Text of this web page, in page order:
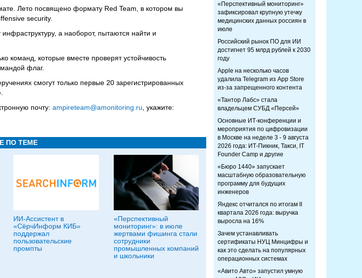
Лето посвящено формату Red Team, в котором вы
security.
а наоборот, пытаются найти и
команд, которые вместе проверят устойчивость
флаг.
смогут только первые 20 зарегистрированных
почту: ampireteam@amonitoring.ru , укажите:
ПО ТЕМЕ
ИИ-Ассистент в
«СёрчИнформ КИБ»
поддержал
пользовательские
промпты
«Перспективный
мониторинг»: в июле
жертвами фишинга стали
сотрудники
промышленных компаний
и школьники
«Перспективный мониторинг»
зафиксировал крупную утечку
медицинских данных россиян в
июле
Российский рынок ПО для ИИ
достигнет 95 млрд рублей к 2030
году
Apple на несколько часов
удалила Telegram из App Store
из-за запрещенного контента
«Тантор Лабс» стала
владельцем СУБД «Персей»
Основные ИТ-конференции и
мероприятия по цифровизации
в Москве на неделе 3 - 9 августа
2026 года: ИТ-Пикник, Такси, IT
Founder Camp и другие
«Бюро 1440» запускает
масштабную образовательную
программу для будущих
инженеров
Яндекс отчитался по итогам II
квартала 2026 года: выручка
выросла на 16%
Зачем устанавливать
сертификаты НУЦ Минцифры и
как это сделать на популярных
операционных системах
«Авито Авто» запустил умную